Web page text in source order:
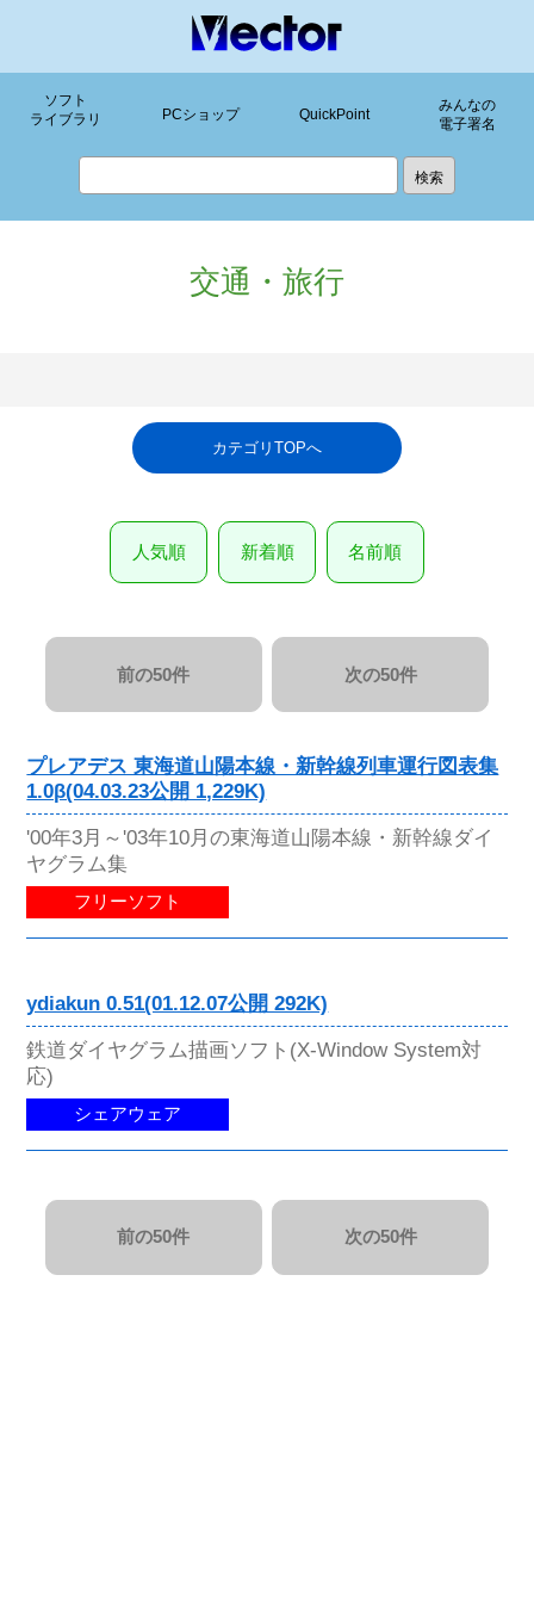
ソフト
ライブラリ
PCショップ QuickPoint
みんなの
電子署名
交通・旅行
カテゴリTOPへ
人気順 新着順 名前順
前の50件 次の50件
プレアデス 東海道山陽本線・新幹線列車運行図表集
1.0β(04.03.23公開 1,229K)
'00年3月～'03年10月の東海道山陽本線・新幹線ダイ
ヤグラム集
フリーソフト
ydiakun 0.51(01.12.07公開 292K)
鉄道ダイヤグラム描画ソフト(X-Window System対
応)
シェアウェア
前の50件 次の50件